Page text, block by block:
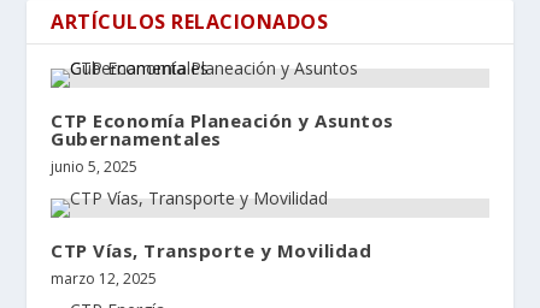
ARTÍCULOS RELACIONADOS
CTP Economía Planeación y Asuntos
Gubernamentales
junio 5, 2025
CTP Vías, Transporte y Movilidad
marzo 12, 2025